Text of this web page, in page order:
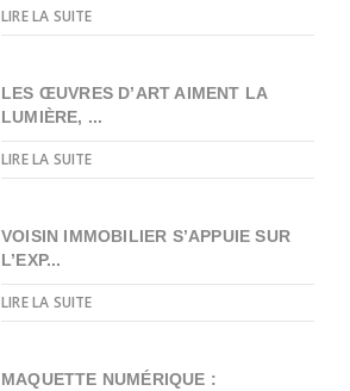
LIRE LA SUITE
LES ŒUVRES D’ART AIMENT LA
LUMIÈRE, ...
LIRE LA SUITE
VOISIN IMMOBILIER S’APPUIE SUR
L’EXP...
LIRE LA SUITE
MAQUETTE NUMÉRIQUE :